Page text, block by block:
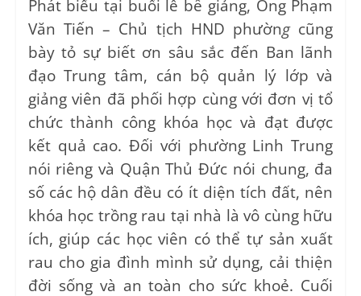
Phát biểu tại buổi lễ bế giảng, Ông Phạm
Văn Tiến – Chủ tịch HND phường cũng
bày tỏ sự biết ơn sâu sắc đến Ban lãnh
đạo Trung tâm, cán bộ quản lý lớp và
giảng viên đã phối hợp cùng với đơn vị tổ
chức thành công khóa học và đạt được
kết quả cao. Đối với phường Linh Trung
nói riêng và Quận Thủ Đức nói chung, đa
số các hộ dân đều có ít diện tích đất, nên
khóa học trồng rau tại nhà là vô cùng hữu
ích, giúp các học viên có thể tự sản xuất
rau cho gia đình mình sử dụng, cải thiện
đời sống và an toàn cho sức khoẻ. Cuối